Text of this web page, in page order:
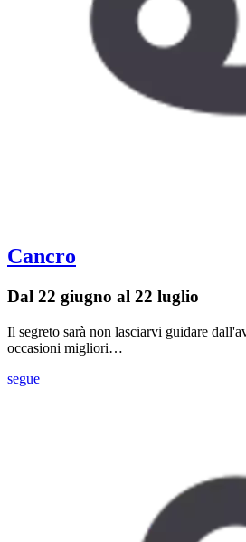
Cancro
Dal 22 giugno al 22 luglio
Il segreto sarà non lasciarvi guidare
occasioni migliori…
segue